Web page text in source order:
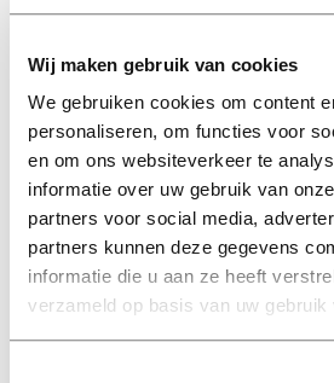
Wij maken gebruik van cookies
We gebruiken cookies om content
personaliseren, om functies voor
en om ons websiteverkeer te
informatie over uw gebruik van
partners voor social media,
partners kunnen deze gegevens
informatie die u aan ze heeft
verzameld op basis van uw gebruik
Lees ook
Interview
Marion